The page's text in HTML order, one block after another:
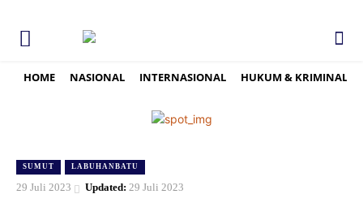
HOME NASIONAL INTERNASIONAL HUKUM & KRIMINAL
SUMUT LABUHANBATU
29 Juli 2023 Updated: 29 Juli 2023